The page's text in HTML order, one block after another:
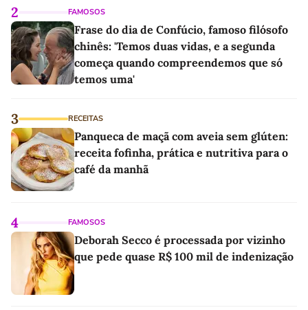
2 FAMOSOS
Frase do dia de Confúcio, famoso filósofo
chinês: 'Temos duas vidas, e a segunda
começa quando compreendemos que só
temos uma'
3 RECEITAS
Panqueca de maçã com aveia sem glúten:
receita fofinha, prática e nutritiva para o
café da manhã
4 FAMOSOS
Deborah Secco é processada por vizinho
que pede quase R$ 100 mil de indenização